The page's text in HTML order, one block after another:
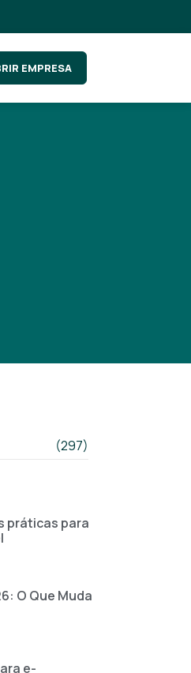
EMPRESA
(297)
práticas para
O Que Muda
e-